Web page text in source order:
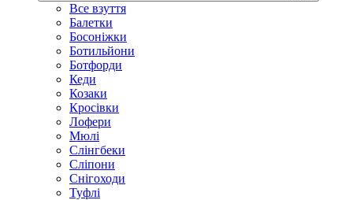
Все взуття
Балетки
Босоніжки
Ботильйони
Ботфорди
Кеди
Козаки
Кросівки
Лофери
Мюлі
Слінгбеки
Сліпони
Снігоходи
Туфлі